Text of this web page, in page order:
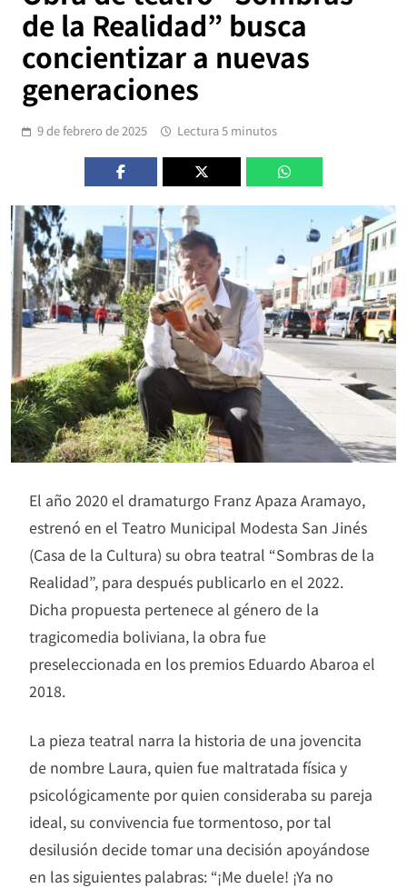
de la Realidad” busca
concientizar a nuevas
generaciones
9 de febrero de 2025 Lectura 5 minutos
El año 2020 el dramaturgo Franz Apaza Aramayo,
estrenó en el Teatro Municipal Modesta San Jinés
(Casa de la Cultura) su obra teatral “Sombras de la
Realidad”, para después publicarlo en el 2022.
Dicha propuesta pertenece al género de la
tragicomedia boliviana, la obra fue
preseleccionada en los premios Eduardo Abaroa el
2018.
La pieza teatral narra la historia de una jovencita
de nombre Laura, quien fue maltratada física y
psicológicamente por quien consideraba su pareja
ideal, su convivencia fue tormentoso, por tal
desilusión decide tomar una decisión apoyándose
en las siguientes palabras: “¡Me duele! ¡Ya no